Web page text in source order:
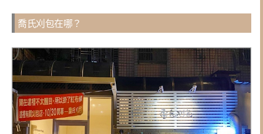
喬氏刈包在哪？